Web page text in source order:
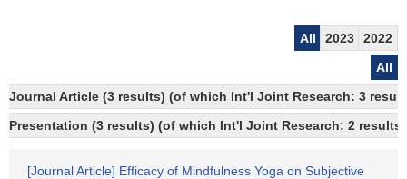
All 2023
2022
All
Journal Article (3 results) (of which Int'l Joint Research: 3
Presentation (3 results) (of which Int'l Joint Research: 2 results)
[Journal Article] Efficacy of Mindfulness Yoga on Subjective